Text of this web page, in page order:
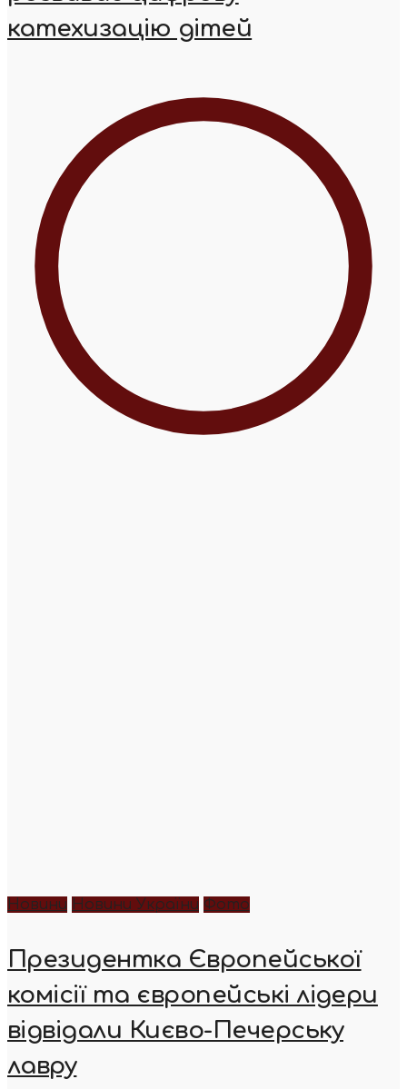
катехизацію дітей
Новини Новини України Фото
Президентка Європейської
комісії та європейські лідери
відвідали Києво-Печерську
лавру